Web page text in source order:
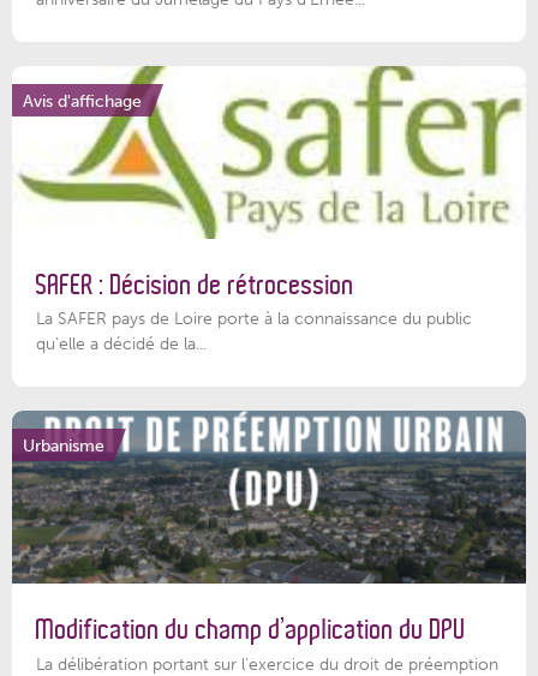
Avis d'affichage
SAFER : Décision de rétrocession
La SAFER pays de Loire porte à la connaissance du public
qu’elle a décidé de la...
Urbanisme
Modification du champ d’application du DPU
La délibération portant sur l’exercice du droit de préemption